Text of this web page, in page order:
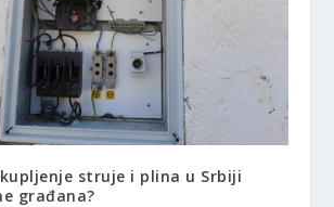
struje i plina u Srbiji
građana?